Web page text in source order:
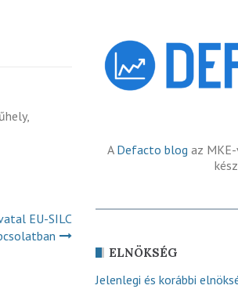
EU-SILC
A Defacto blog az
ELNÖKSÉG
Jelenlegi és korábbi